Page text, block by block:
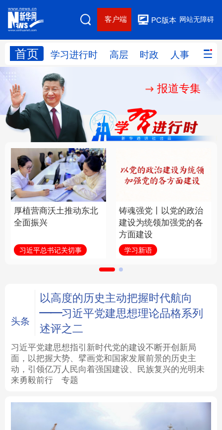
网站无障碍
PC版本
客户端
首页 学习进行时 高层 时政 人事 国际
网站地图
学习进行时 人事
国际 财经 网评
思客智库 全球连线 教育
科技 科创 量子 体育
文化 书画
访谈 视频 图片 政务
学术中国 乡村振兴 银龄 溯源中国
城市 旅游 能源 会展
彩票 娱乐 时尚 悦读
公益 一带一路 亚太网 上市公司
报道专集
厚植营商沃土推动东北
全面振兴
习近平总书记关切事
铸魂强党丨以党的政治
建设为统领加强党的各
方面建设
学习新语
头条
以高度的历史主动把握时代航向
——习近平党建思想理论品格系列
述评之二
习近平党建思想指引新时代党的建设不断开创新局
面，以把握大势、擘画党和国家发展前景的历史主
动，引领亿万人民向着强国建设、民族复兴的光明未
来勇毅前行
专题